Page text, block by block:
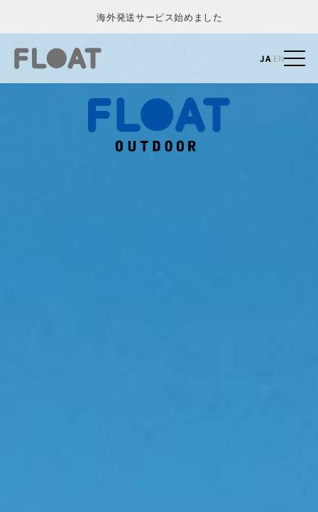
コンテ
ンツに
進む
海外発送サービス始めました
JA| EN